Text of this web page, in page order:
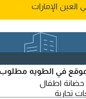
العين الإمارات
في الطويه
اطفال
تجارية